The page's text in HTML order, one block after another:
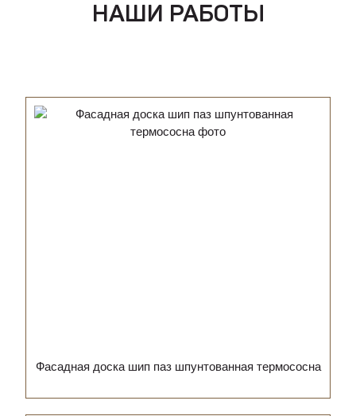
НАШИ РАБОТЫ
Фасадная доска шип паз шпунтованная термососна